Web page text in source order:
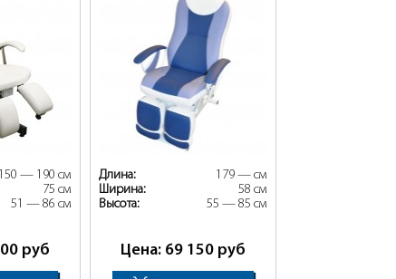
150 — 190 см
75 см
51 — 86 см
руб
Длина:
179 — см
Ширина:
58 см
Высота:
55 — 85 см
Цена: 69 150 руб